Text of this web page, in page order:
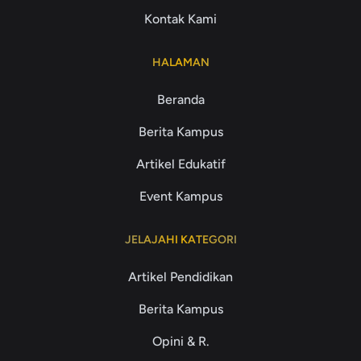
Kontak Kami
HALAMAN
Beranda
Berita Kampus
Artikel Edukatif
Event Kampus
JELAJAHI KATEGORI
Artikel Pendidikan
Berita Kampus
Opini & R.